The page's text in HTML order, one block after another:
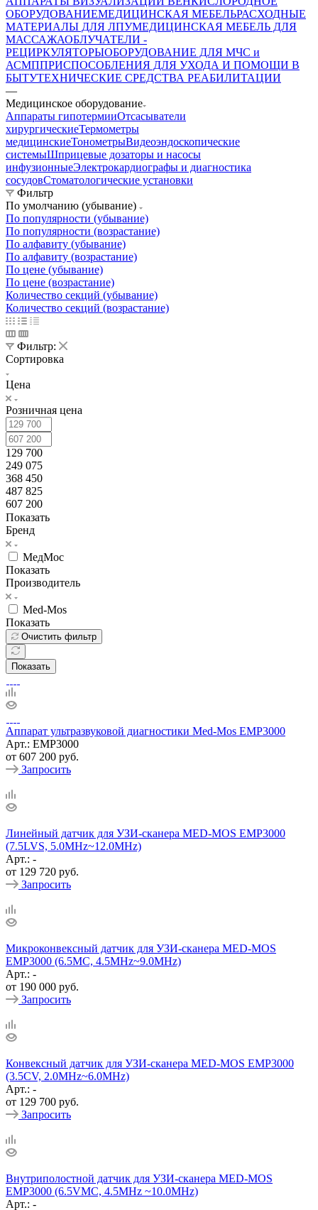
ОБОРУДОВАНИЕМЕДИЦИНСКАЯ МЕБЕЛЬРАСХОДНЫЕ
МАТЕРИАЛЫ ДЛЯ ЛПУМЕДИЦИНСКАЯ МЕБЕЛЬ ДЛЯ
МАССАЖАОБЛУЧАТЕЛИ -
РЕЦИРКУЛЯТОРЫОБОРУДОВАНИЕ ДЛЯ МЧС и
АСМППРИСПОСОБЛЕНИЯ ДЛЯ УХОДА И ПОМОЩИ В
БЫТУТЕХНИЧЕСКИЕ СРЕДСТВА РЕАБИЛИТАЦИИ
—
Медицинское оборудование
Аппараты гипотермииОтсасыватели
хирургическиеТермометры
медицинскиеТонометрыВидеоэндоскопические
системыШприцевые дозаторы и насосы
инфузионныеЭлектрокардиографы и диагностика
сосудовСтоматологические установки
Фильтр
По умолчанию (убывание)
По популярности (убывание)
По популярности (возрастание)
По алфавиту (убывание)
По алфавиту (возрастание)
По цене (убывание)
По цене (возрастание)
Количество секций (убывание)
Количество секций (возрастание)
Фильтр:
Сортировка
Цена
Розничная цена
129 700
249 075
368 450
487 825
607 200
Показать
Бренд
МедМос
Показать
Производитель
Med-Mos
Показать
Очистить фильтр
Показать
Аппарат ультразвуковой диагностики Med-Mos ЕМР3000
Арт.: ЕМР3000
от 607 200 руб.
Запросить
Линейный датчик для УЗИ-сканера MED-MOS ЕМР3000
(7.5LVS, 5.0MHz~12.0MHz)
Арт.: -
от 129 720 руб.
Запросить
Микроконвексный датчик для УЗИ-сканера MED-MOS
ЕМР3000 (6.5MC, 4.5MHz~9.0MHz)
Арт.: -
от 190 000 руб.
Запросить
Конвексный датчик для УЗИ-сканера MED-MOS ЕМР3000
(3.5CV, 2.0MHz~6.0MHz)
Арт.: -
от 129 700 руб.
Запросить
Внутриполостной датчик для УЗИ-сканера MED-MOS
ЕМР3000 (6.5VMC, 4.5MHz ~10.0MHz)
Арт.: -